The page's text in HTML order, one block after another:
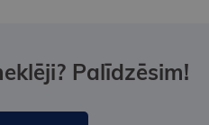
Palīdzēsim!